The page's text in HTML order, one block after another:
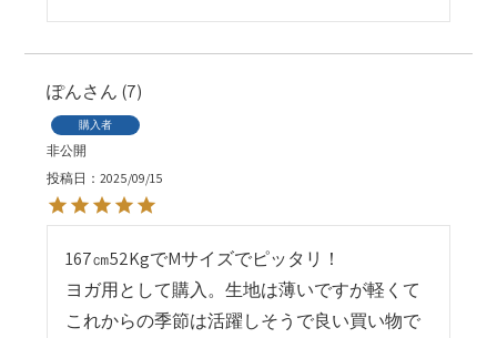
ぽん 7
購入者
非公開
投稿日
2025/09/15
167㎝52KgでMサイズでピッタリ！
ヨガ用として購入。生地は薄いですが軽くて
これからの季節は活躍しそうで良い買い物で